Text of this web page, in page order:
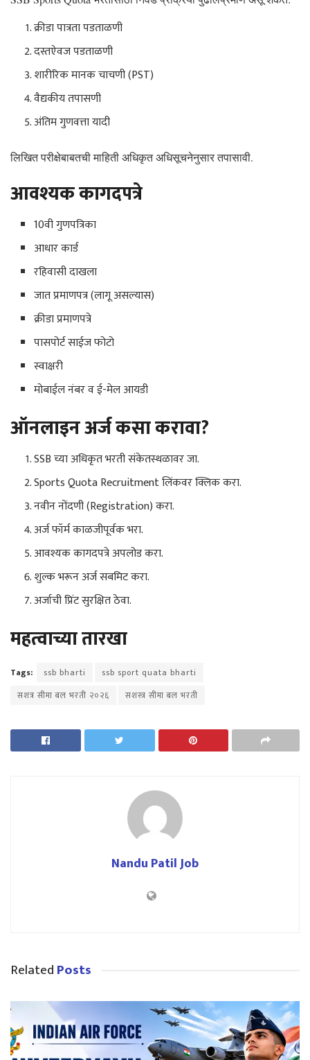
क्रीडा पात्रता पडताळणी
दस्तऐवज पडताळणी
शारीरिक मानक चाचणी (PST)
वैद्यकीय तपासणी
अंतिम गुणवत्ता यादी
लिखित परीक्षेबाबतची माहिती अधिकृत अधिसूचनेनुसार तपासावी.
आवश्यक कागदपत्रे
10वी गुणपत्रिका
आधार कार्ड
रहिवासी दाखला
जात प्रमाणपत्र (लागू असल्यास)
क्रीडा प्रमाणपत्रे
पासपोर्ट साईज फोटो
स्वाक्षरी
मोबाईल नंबर व ई-मेल आयडी
ऑनलाइन अर्ज कसा करावा?
SSB च्या अधिकृत भरती संकेतस्थळावर जा.
Sports Quota Recruitment लिंकवर क्लिक करा.
नवीन नोंदणी (Registration) करा.
अर्ज फॉर्म काळजीपूर्वक भरा.
आवश्यक कागदपत्रे अपलोड करा.
शुल्क भरून अर्ज सबमिट करा.
अर्जाची प्रिंट सुरक्षित ठेवा.
महत्वाच्या तारखा
Tags: ssb bharti
ssb sport quata bharti
सशत्र सीमा बल भरती २०२६
सशस्त्र सीमा बल भरती
Nandu Patil Job
RelatedPosts